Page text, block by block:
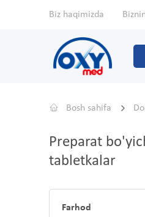
Biz haqimizda
Bosh sahifa
Preparat
tabletkalar
Farhod